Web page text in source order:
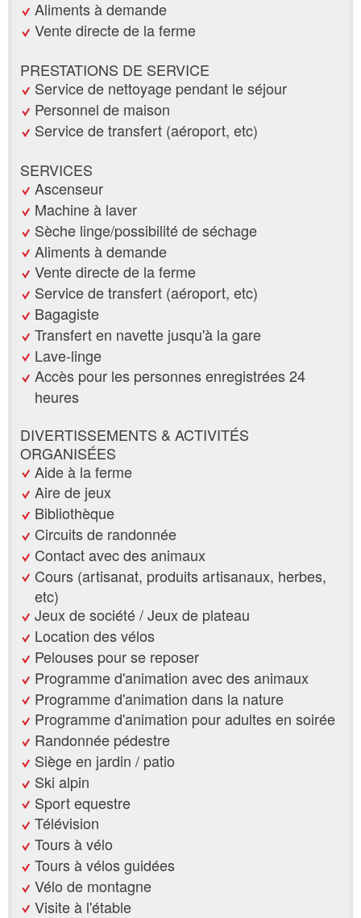
Aliments à demande
Vente directe de la ferme
PRESTATIONS DE SERVICE
Service de nettoyage pendant le séjour
Personnel de maison
Service de transfert (aéroport, etc)
SERVICES
Ascenseur
Machine à laver
Sèche linge/possibilité de séchage
Aliments à demande
Vente directe de la ferme
Service de transfert (aéroport, etc)
Bagagiste
Transfert en navette jusqu'à la gare
Lave-linge
Accès pour les personnes enregistrées 24
heures
DIVERTISSEMENTS & ACTIVITÉS
ORGANISÉES
Aide à la ferme
Aire de jeux
Bibliothèque
Circuits de randonnée
Contact avec des animaux
Cours (artisanat, produits artisanaux, herbes,
etc)
Jeux de société / Jeux de plateau
Location des vélos
Pelouses pour se reposer
Programme d'animation avec des animaux
Programme d'animation dans la nature
Programme d'animation pour adultes en soirée
Randonnée pédestre
Siège en jardin / patio
Ski alpin
Sport equestre
Télévision
Tours à vélo
Tours à vélos guidées
Vélo de montagne
Visite à l'étable